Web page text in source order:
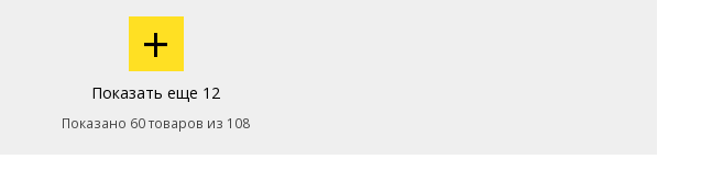
+
Показать еще 12
Показано 60 товаров из 108